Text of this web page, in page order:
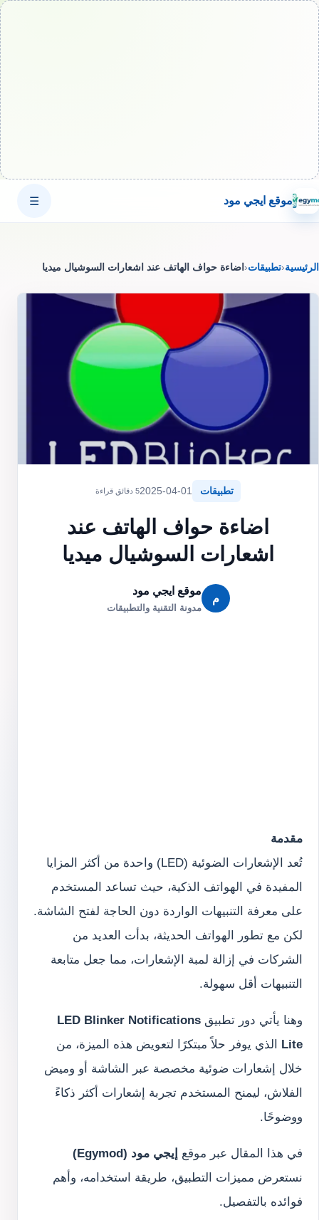
موقع ايجي مود ☰
الرئيسية‹تطبيقات‹ اضاءة حواف الهاتف عند اشعارات السوشيال ميديا
تطبيقات 2025-04-015 دقائق قراءة
اضاءة حواف الهاتف عند
اشعارات السوشيال ميديا
م
موقع ايجي مود
مدونة التقنية والتطبيقات
مقدمة
تُعد الإشعارات الضوئية (LED) واحدة من أكثر المزايا
المفيدة في الهواتف الذكية، حيث تساعد المستخدم
على معرفة التنبيهات الواردة دون الحاجة لفتح الشاشة.
لكن مع تطور الهواتف الحديثة، بدأت العديد من
الشركات في إزالة لمبة الإشعارات، مما جعل متابعة
التنبيهات أقل سهولة.
وهنا يأتي دور تطبيق LED Blinker Notifications
Lite الذي يوفر حلاً مبتكرًا لتعويض هذه الميزة، من
خلال إشعارات ضوئية مخصصة عبر الشاشة أو وميض
الفلاش، ليمنح المستخدم تجربة إشعارات أكثر ذكاءً
ووضوحًا.
في هذا المقال عبر موقع إيجي مود (Egymod)
نستعرض مميزات التطبيق، طريقة استخدامه، وأهم
فوائده بالتفصيل.